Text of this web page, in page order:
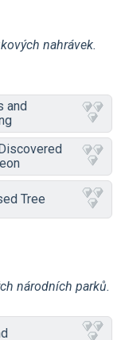
nahrávek.
and
Tree
národních parků.